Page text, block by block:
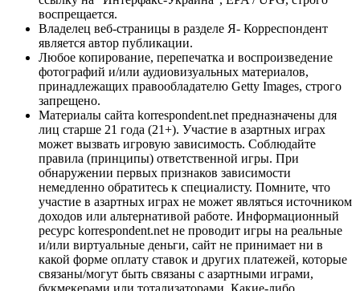
воспрещается.
Владелец веб-страницы в разделе Я- Корреспондент
является автор публикации.
Любое копирование, перепечатка и воспроизведение
фотографий и/или аудиовизуальных материалов,
принадлежащих правообладателю Getty Images, строго
запрещено.
Материалы сайта korrespondent.net предназначены для
лиц старше 21 года (21+). Участие в азартных играх
может вызвать игровую зависимость. Соблюдайте
правила (принципы) ответственной игры. При
обнаружении первых признаков зависимости
немедленно обратитесь к специалисту. Помните, что
участие в азартных играх не может являться источником
доходов или альтернативой работе. Информационный
ресурс korrespondent.net не проводит игры на реальные
и/или виртуальные деньги, сайт не принимает ни в
какой форме оплату ставок и других платежей, которые
связаны/могут быть связаны с азартными играми,
букмекерами или тотализаторами. Какие-либо